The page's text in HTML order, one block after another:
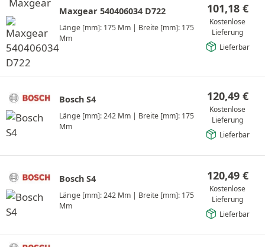
Maxgear 540406034 D722
Länge [mm]: 175 Mm | Breite [mm]: 175
Mm
101,18 €
Kostenlose
Lieferung
Lieferbar
Bosch S4
Länge [mm]: 242 Mm | Breite [mm]: 175
Mm
120,49 €
Kostenlose
Lieferung
Lieferbar
Bosch S4
Länge [mm]: 242 Mm | Breite [mm]: 175
Mm
120,49 €
Kostenlose
Lieferung
Lieferbar